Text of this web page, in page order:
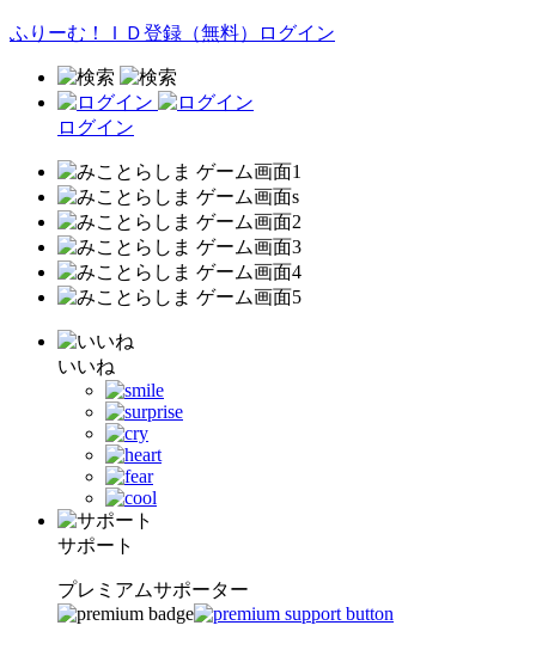
ふりーむ！ＩＤ登録（無料） ログイン
ログイン
いいね
サポート
プレミアムサポーター